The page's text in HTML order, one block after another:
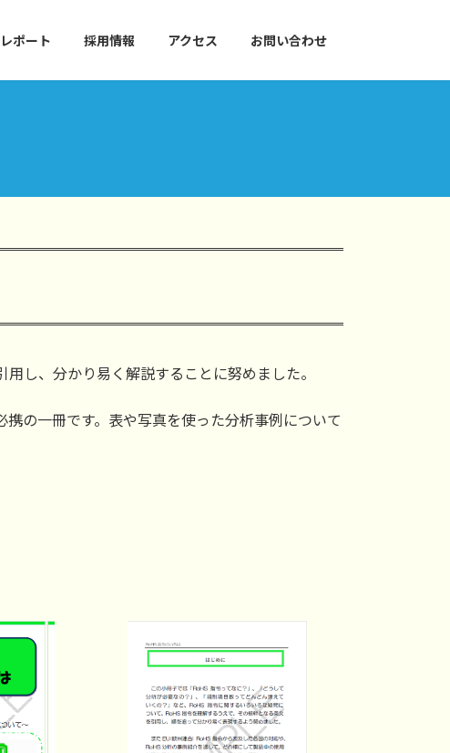
ポート 採用情報 アクセス お問い合わせ
し、分かり易く解説することに努めました。
の一冊です。表や写真を使った分析事例について